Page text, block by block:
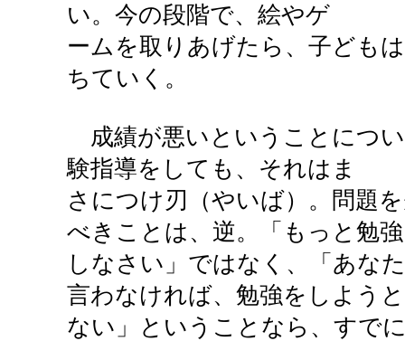
い。今の段階で、絵やゲ
ームを取りあげたら、子ども
ちていく。
成績が悪いということにつ
験指導をしても、それはま
さにつけ刃（やいば）。問題
べきことは、逆。「もっと勉強
しなさい」ではなく、「あな
言わなければ、勉強をしよう
ない」ということなら、すで